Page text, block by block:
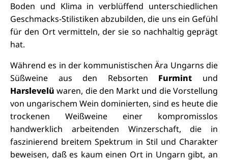
Boden und Klima in verblüffend unterschiedlichen
Geschmacks-Stilistiken abzubilden, die uns ein Gefühl
für den Ort vermitteln, der sie so nachhaltig geprägt
hat.
Während es in der kommunistischen Ära Ungarns die
Süßweine aus den Rebsorten Furmint und
Harslevelü waren, die den Markt und die Vorstellung
von ungarischem Wein dominierten, sind es heute die
trockenen Weißweine einer kompromisslos
handwerklich arbeitenden Winzerschaft, die in
faszinierend breitem Spektrum in Stil und Charakter
beweisen, daß es kaum einen Ort in Ungarn gibt, an